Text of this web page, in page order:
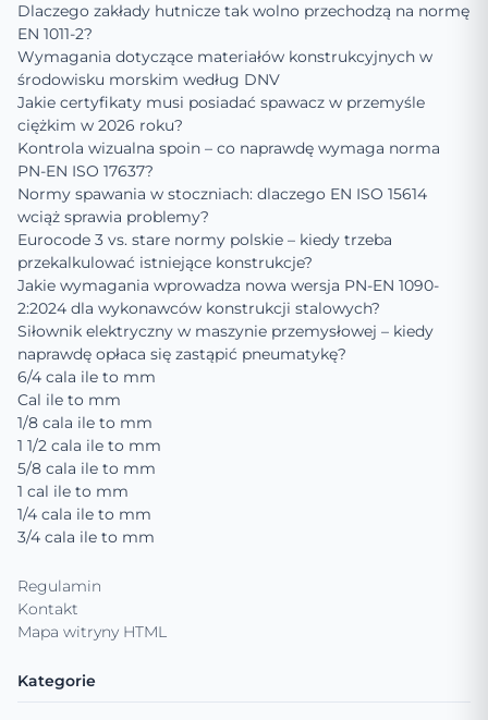
Dlaczego zakłady hutnicze tak wolno przechodzą na normę
EN 1011-2?
Wymagania dotyczące materiałów konstrukcyjnych w
środowisku morskim według DNV
Jakie certyfikaty musi posiadać spawacz w przemyśle
ciężkim w 2026 roku?
Kontrola wizualna spoin – co naprawdę wymaga norma
PN-EN ISO 17637?
Normy spawania w stoczniach: dlaczego EN ISO 15614
wciąż sprawia problemy?
Eurocode 3 vs. stare normy polskie – kiedy trzeba
przekalkulować istniejące konstrukcje?
Jakie wymagania wprowadza nowa wersja PN-EN 1090-
2:2024 dla wykonawców konstrukcji stalowych?
Siłownik elektryczny w maszynie przemysłowej – kiedy
naprawdę opłaca się zastąpić pneumatykę?
6/4 cala ile to mm
Cal ile to mm
1/8 cala ile to mm
1 1/2 cala ile to mm
5/8 cala ile to mm
1 cal ile to mm
1/4 cala ile to mm
3/4 cala ile to mm
Regulamin
Kontakt
Mapa witryny HTML
Kategorie